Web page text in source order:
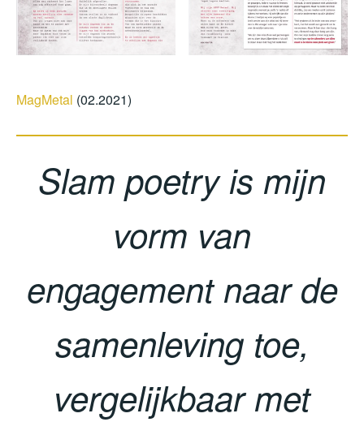
MagMetal (02.2021)
Slam poetry is mijn
vorm van
engagement naar de
samenleving toe,
vergelijkbaar met